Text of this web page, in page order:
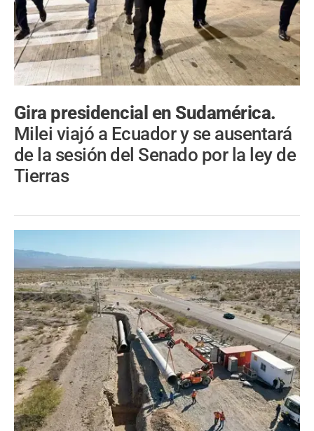
Gira presidencial en Sudamérica.
Milei viajó a Ecuador y se ausentará
de la sesión del Senado por la ley de
Tierras